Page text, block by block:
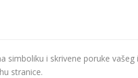
simboliku i skrivene poruke
stranice.